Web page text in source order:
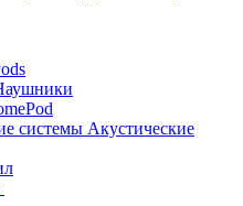
Акустические